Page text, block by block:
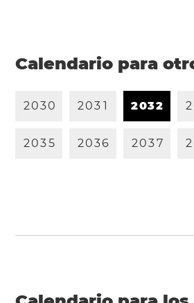
Calendario para
2030 203 1 2032 2
2035 2036 2037 2